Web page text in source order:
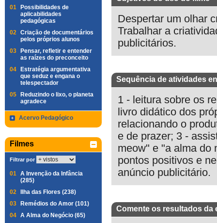
01
Possibilidades de
aplicabilidades
pedagógicas
02 Criação de documentários
pelos próprios alunos
03
Pensar, refletir e entender
as raízes do preconceito
04
Estratégia argumentativa
que seduz e engana o
telespectador
05
Reduzindo o lixo, o planeta
agradece
Acervo Pedagógico
Filmes
Filtrar por
01 A Invenção da Infância
(285)
02
Ilha das Flores (238)
03
Remédios do Amor (101)
04 A Alma do Negócio (65)
Despertar um olhar
Trabalhar a
publicitários.
Sequência de atividades
1 - leitura sobre os
livro didático dos
relacionando o
e de prazer; 3 -
meow" e "a alma do
pontos positivos e
anúncio publicitário.
Comente os resultados da